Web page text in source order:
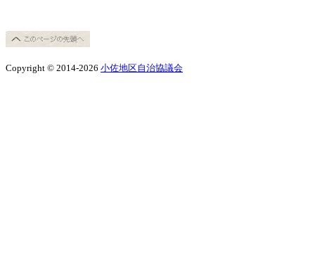
Copyright © 2014-2026 小佐地区自治協議会